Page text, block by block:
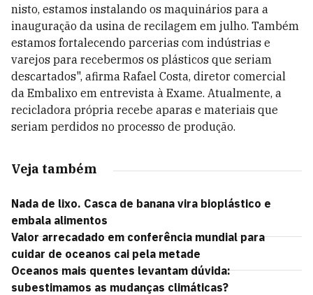
nisto, estamos instalando os maquinários para a
inauguração da usina de recilagem em julho. Também
estamos fortalecendo parcerias com indústrias e
varejos para recebermos os plásticos que seriam
descartados", afirma Rafael Costa, diretor comercial
da Embalixo em entrevista à Exame. Atualmente, a
recicladora própria recebe aparas e materiais que
seriam perdidos no processo de produção.
Veja também
Nada de lixo. Casca de banana vira bioplástico e
embala alimentos
Valor arrecadado em conferência mundial para
cuidar de oceanos cai pela metade
Oceanos mais quentes levantam dúvida:
subestimamos as mudanças climáticas?